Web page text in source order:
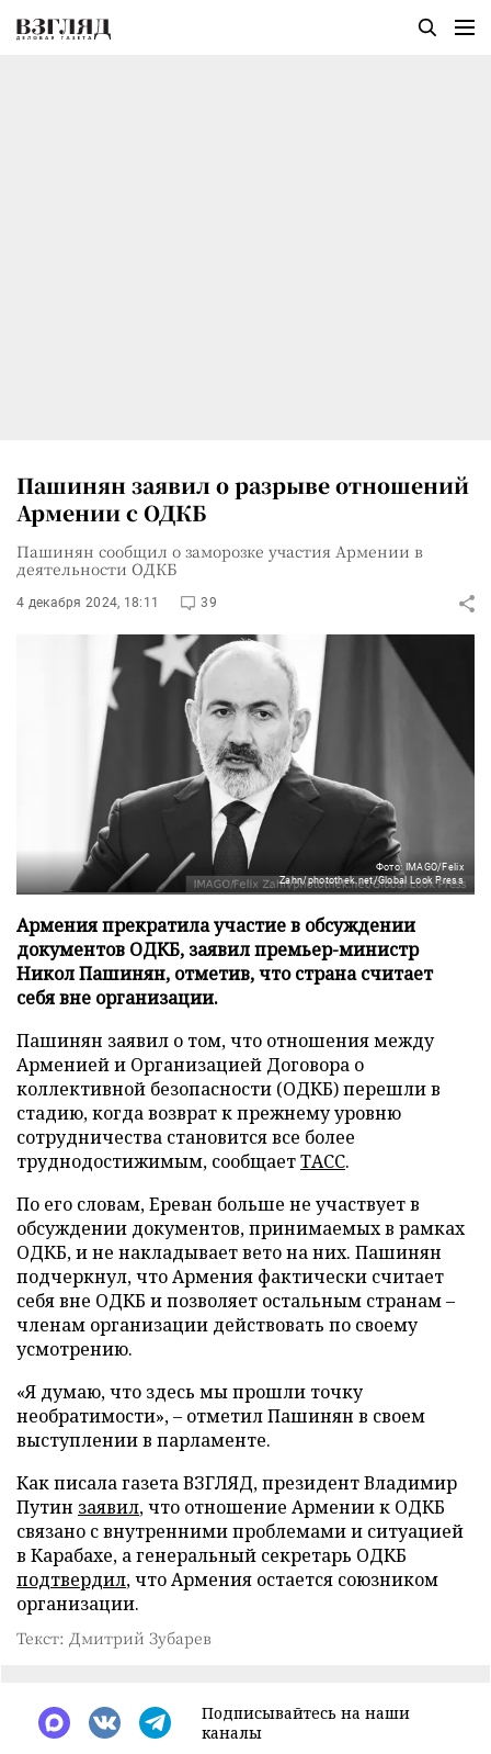
Пашинян заявил о разрыве отношений
Армении с ОДКБ
Пашинян сообщил о заморозке участия Армении в
деятельности ОДКБ
4 декабря 2024, 18:11 39
Фото: IMAGO/Felix
Zahn/photothek.net/Global Look Press
Армения прекратила участие в обсуждении
документов ОДКБ, заявил премьер-министр
Никол Пашинян, отметив, что страна считает
себя вне организации.
Пашинян заявил о том, что отношения между
Арменией и Организацией Договора о
коллективной безопасности (ОДКБ) перешли в
стадию, когда возврат к прежнему уровню
сотрудничества становится все более
труднодостижимым, сообщаетТАСС.
По его словам, Ереван больше не участвует в
обсуждении документов, принимаемых в рамках
ОДКБ, и не накладывает вето на них. Пашинян
подчеркнул, что Армения фактически считает
себя вне ОДКБ и позволяет остальным странам –
членам организации действовать по своему
усмотрению.
«Я думаю, что здесь мы прошли точку
необратимости», – отметил Пашинян в своем
выступлении в парламенте.
Как писала газета ВЗГЛЯД, президент Владимир
Путин заявил, что отношение Армении к ОДКБ
связано с внутренними проблемами и ситуацией
в Карабахе, а генеральный секретарь ОДКБ
подтвердил, что Армения остается союзником
организации.
Текст: Дмитрий Зубарев
Подписывайтесь на наши
каналы